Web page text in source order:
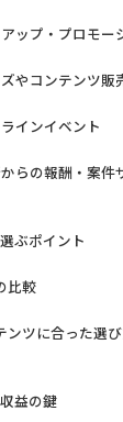
ップ・プロモー
やコンテンツ販
インイベント
らの報酬・案件
ぶポイント
比較
ンツに合った選
益の鍵